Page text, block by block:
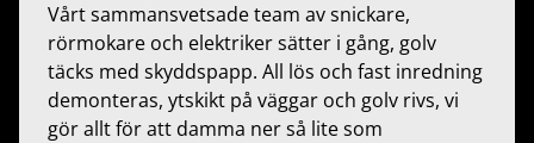
Vårt sammansvetsade team av snickare,
rörmokare och elektriker sätter i gång, golv
täcks med skyddspapp. All lös och fast inredning
demonteras, ytskikt på väggar och golv rivs, vi
gör allt för att damma ner så lite som